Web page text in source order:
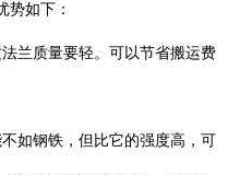
势如下：
兰质量要轻。可以节省搬运费
如钢铁，但比它的强度高，可